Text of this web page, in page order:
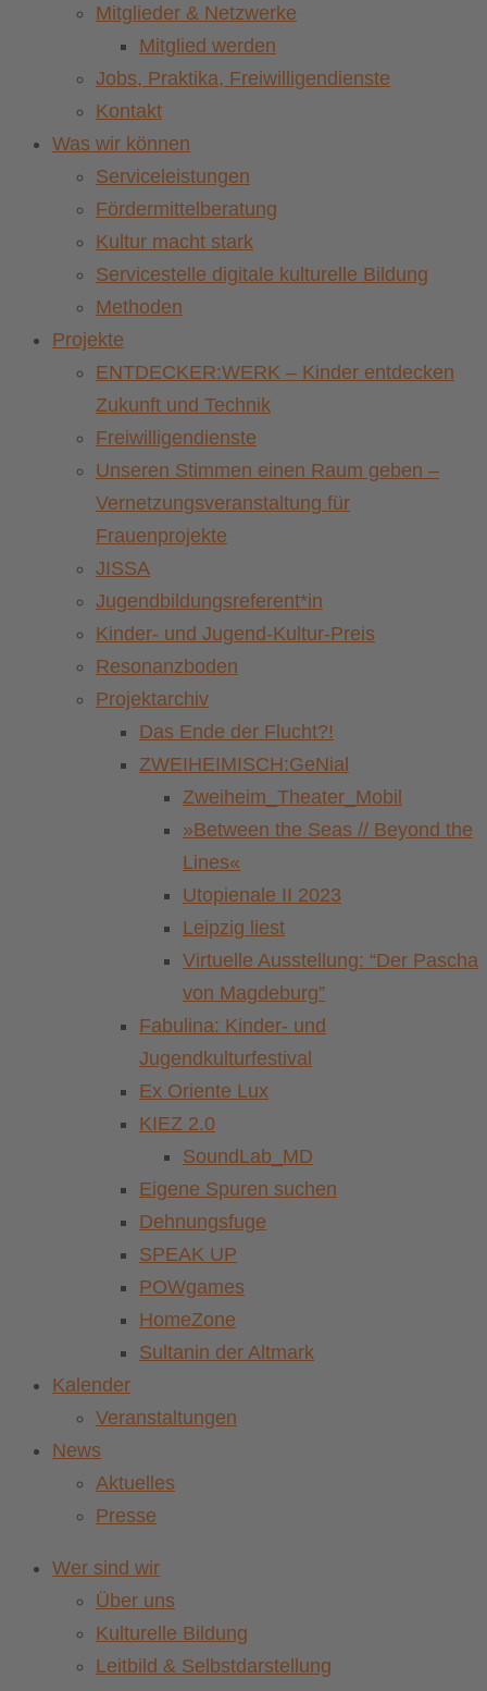
Mitglieder & Netzwerke
Mitglied werden
Jobs, Praktika, Freiwilligendienste
Kontakt
Was wir können
Serviceleistungen
Fördermittelberatung
Kultur macht stark
Servicestelle digitale kulturelle Bildung
Methoden
Projekte
ENTDECKER:WERK – Kinder entdecken
Zukunft und Technik
Freiwilligendienste
Unseren Stimmen einen Raum geben –
Vernetzungsveranstaltung für
Frauenprojekte
JISSA
Jugendbildungsreferent*in
Kinder- und Jugend-Kultur-Preis
Resonanzboden
Projektarchiv
Das Ende der Flucht?!
ZWEIHEIMISCH:GeNial
Zweiheim_Theater_Mobil
»Between the Seas // Beyond the
Lines«
Utopienale II 2023
Leipzig liest
Virtuelle Ausstellung: “Der Pascha
von Magdeburg”
Fabulina: Kinder- und
Jugendkulturfestival
Ex Oriente Lux
KIEZ 2.0
SoundLab_MD
Eigene Spuren suchen
Dehnungsfuge
SPEAK UP
POWgames
HomeZone
Sultanin der Altmark
Kalender
Veranstaltungen
News
Aktuelles
Presse
Wer sind wir
Über uns
Kulturelle Bildung
Leitbild & Selbstdarstellung